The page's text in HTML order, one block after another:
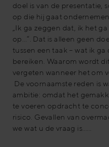
doel is van de presentatie,
op die hij gaat
„Ik ga zeggen dat, ik het
op…“. Dat is alleen geen
tussen een taak – wat ik
bereiken. Waarom wordt
vergeten wanneer het om
De voornaamste reden is
ambitie: omdat het
te voeren opdracht te
risico. Gevallen van
we wat u de vraag is……